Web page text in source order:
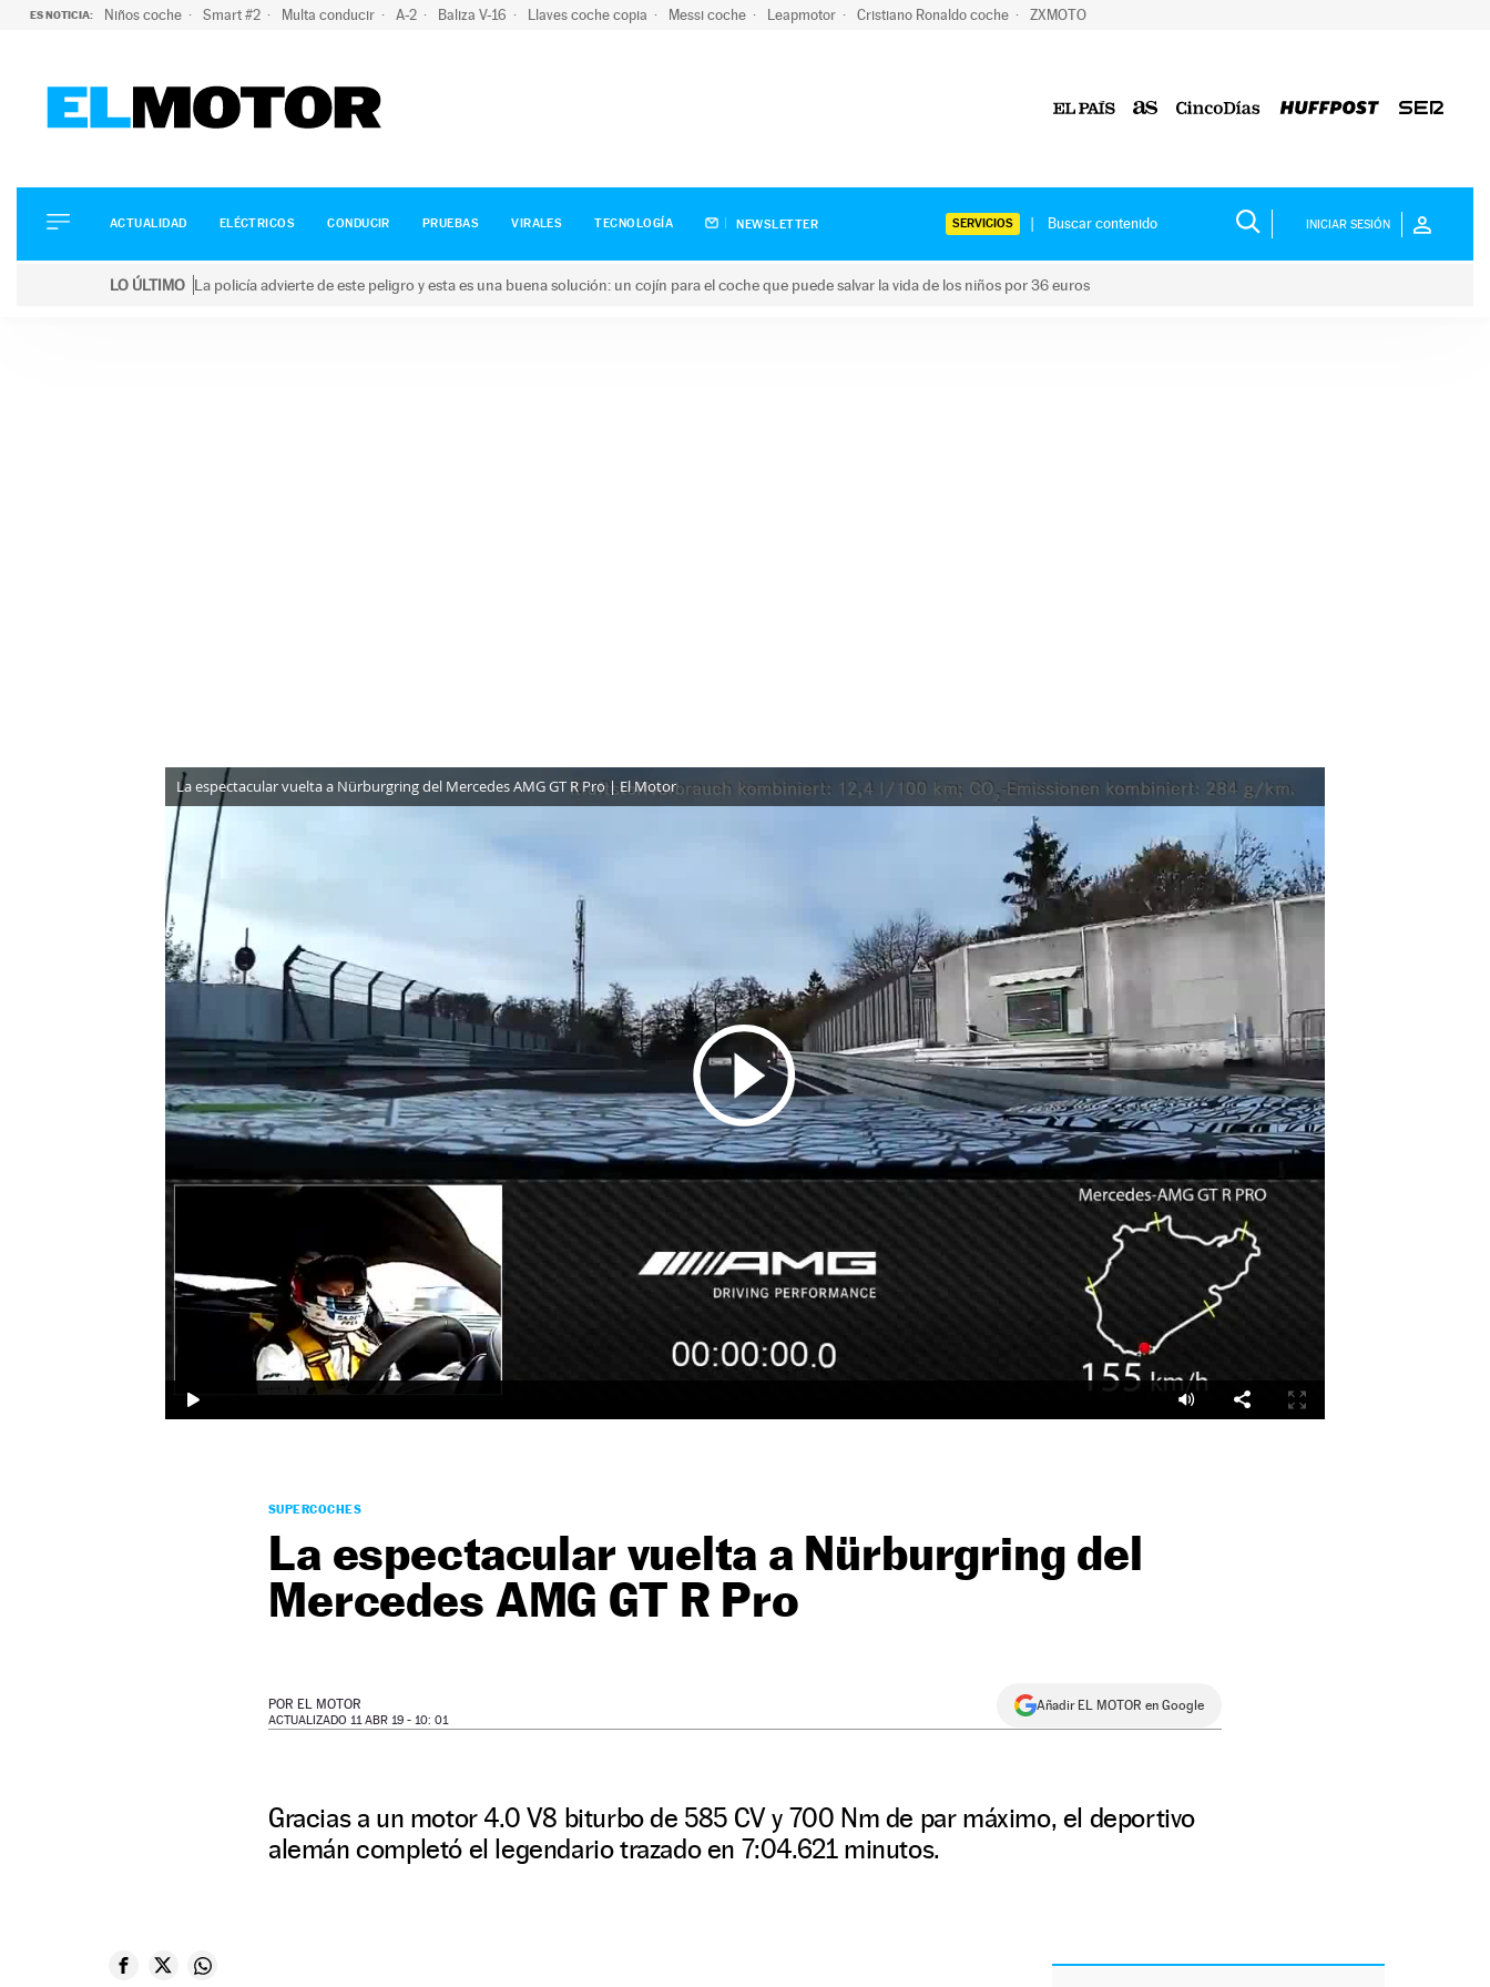
ES NOTICIA: Niños coche Smart #2 Multa conducir A-2 Baliza V-16 Llaves coche copia Messi coche Leapmotor Cristiano Ronaldo coche ZXMOTO
ELÉCTRICOS
CONDUCIR
ACTUALIDAD ELÉCTRICOS CONDUCIR PRUEBAS VIRALES TECNOLOGÍA NEWSLETTER SERVICIOS INICIAR SESIÓN
LO ÚLTIMO La policía advierte de este peligro y esta es una buena solución: un cojín para el coche que puede salvar la vida de los niños por 36 euros
La espectacular vuelta a Nürburgring del Mercedes AMG GT R Pro | El Motor
SUPERCOCHES
La espectacular vuelta a Nürburgring del
Mercedes AMG GT R Pro
POR EL MOTOR
ACTUALIZADO 11 ABR 19 - 10: 01
Añadir EL MOTOR en Google
Gracias a un motor 4.0 V8 biturbo de 585 CV y 700 Nm de par máximo, el deportivo
alemán completó el legendario trazado en 7:04.621 minutos.